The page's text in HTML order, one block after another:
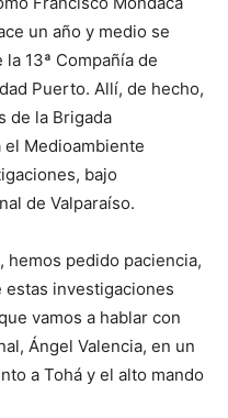
un año y medio se
13ª Compañía de
Puerto. Allí, de hecho,
de la Brigada
Medioambiente
bajo
de Valparaíso.
hemos pedido paciencia,
estas investigaciones
vamos a hablar con
Ángel Valencia, en un
a Tohá y el alto mando